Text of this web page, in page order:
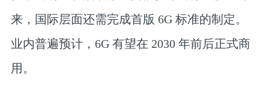
来，国际层面还需完成首版 6G 标准的制定。
业内普遍预计，6G 有望在 2030 年前后正式商
用 。